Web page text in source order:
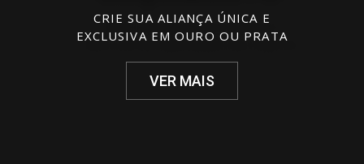
CRIE SUA ALIANÇA ÚNICA E
EXCLUSIVA EM OURO OU PRATA
VER MAIS